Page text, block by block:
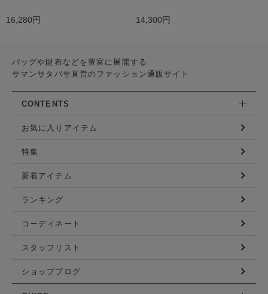
16,280円 14,300円
バッグや財布などを豊富に展開する
サマンサタバサ直営のファッション通販サイト
CONTENTS
お気に入りアイテム
特集
新着アイテム
ランキング
コーディネート
スタッフリスト
ショップブログ